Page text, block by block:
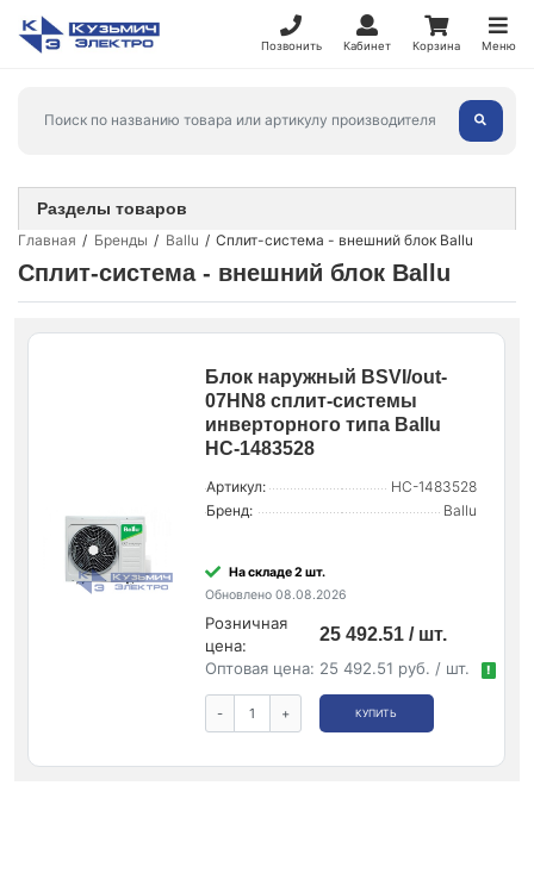
Позвонить Кабинет Корзина Меню
Главная Бренды Ballu Сплит-система - внешний блок Ballu
Сплит-система - внешний блок Ballu
Блок наружный BSVI/out-
07HN8 сплит-системы
инверторного типа Ballu
НС-1483528
Артикул:
НС-1483528
Бренд:
Ballu
На складе 2 шт.
Обновлено 08.08.2026
Розничная
цена:
25 492.51 / шт.
Оптовая цена: 25 492.51 руб. / шт. !
- + КУПИТЬ
Разделы товаров